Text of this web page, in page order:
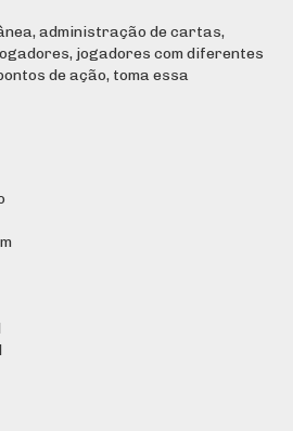
administração de cartas,
jogadores com diferentes
de ação, toma essa